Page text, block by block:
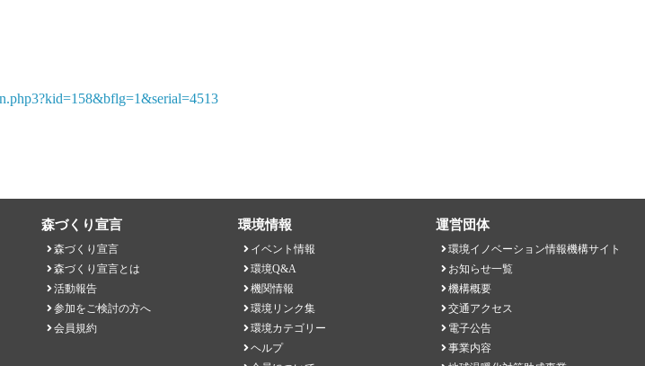
森づくり宣言
森づくり宣言
森づくり宣言とは
活動報告
参加をご検討の方へ
会員規約
環境情報
イベント情報
環境Q&A
機関情報
環境リンク集
環境カテゴリー
ヘルプ
運営団体
環境イノベーション情報機構サイト
お知らせ一覧
機構概要
交通アクセス
電子公告
事業内容